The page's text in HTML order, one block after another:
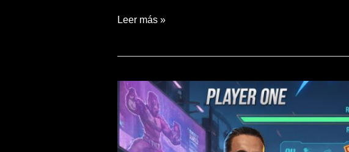
Leer más »
Fistagon
Vr
para
Steam